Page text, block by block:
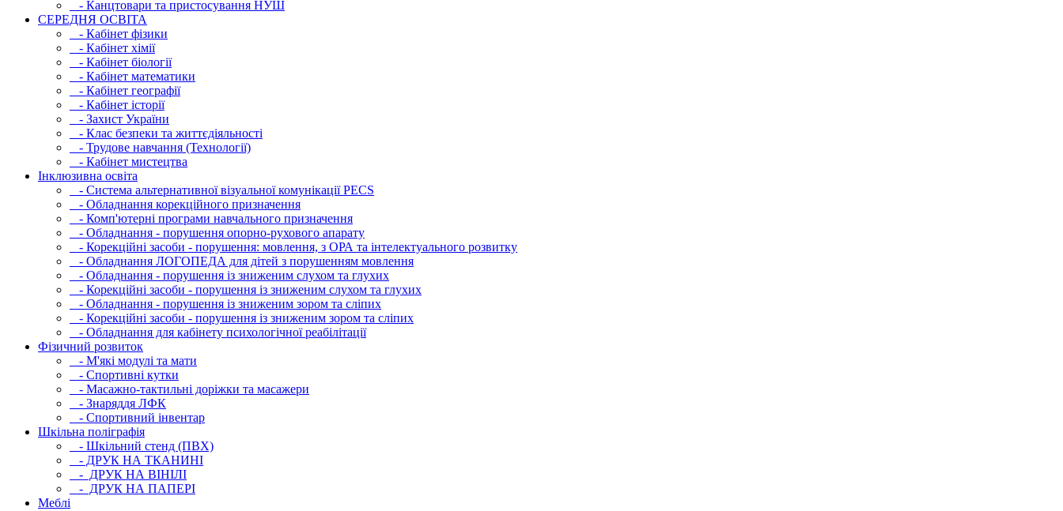
- Канцтовари та пристосування НУШ
СЕРЕДНЯ ОСВIТА
- Кабінет фізики
- Кабінет хімії
- Кабінет біології
- Кабінет математики
- Кабінет географії
- Кабінет історії
- Захист України
- Клас безпеки та життєдіяльності
- Трудове навчання (Технології)
- Кабінет мистецтва
Інклюзивна освіта
- Система альтернативної візуальної комунікації PECS
- Обладнання корекційного призначення
- Комп'ютерні програми навчального призначення
- Обладнання - порушення опорно-рухового апарату
- Корекційні засоби - порушення: мовлення, з ОРА та інтелектуального розвитку
- Обладнання ЛОГОПЕДА для дітей з порушенням мовлення
- Обладнання - порушення із зниженим слухом та глухих
- Корекційні засоби - порушення із зниженим слухом та глухих
- Обладнання - порушення із зниженим зором та сліпих
- Корекційні засоби - порушення із зниженим зором та сліпих
- Обладнання для кабінету психологічної реабілітації
Фізичний розвиток
- М'які модулi та мати
- Спортивні кутки
- Масажно-тактильні доріжки та масажери
- Знаряддя ЛФК
- Спортивний інвентар
Шкільна поліграфія
- Шкільний стенд (ПВХ)
- ДРУК НА ТКАНИНІ
- ДРУК НА ВІНІЛІ
- ДРУК НА ПАПЕРІ
Меблі